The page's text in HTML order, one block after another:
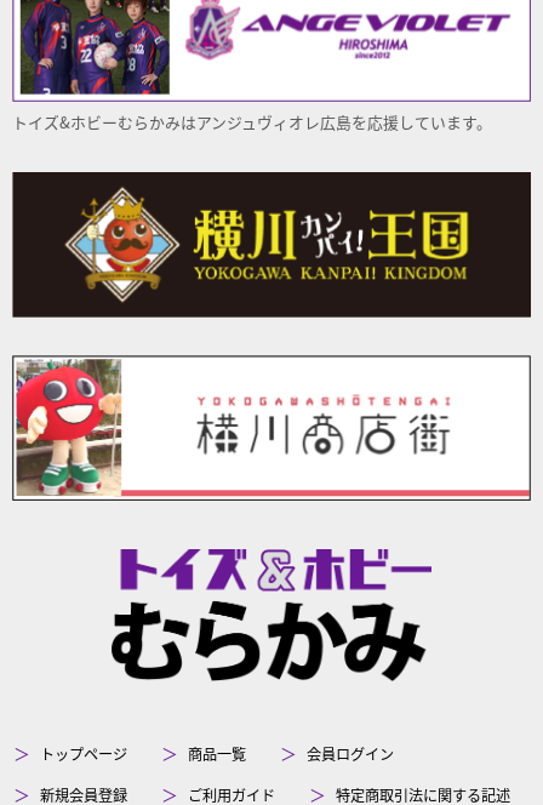
トイズ&ホビーむらかみはアンジュヴィオレ広島を応援しています。
トップページ 商品一覧
会員ログイン
新規会員登録
ご利用ガイド 特定商取引法に関する記述